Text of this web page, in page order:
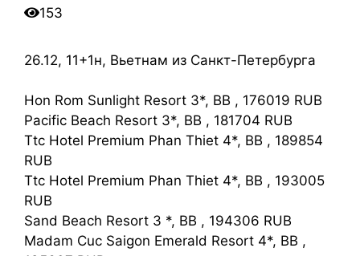
153
26.12, 11+1н, Вьетнам из Санкт-Петербурга
Hon Rom Sunlight Resort 3*, BB , 176019 RUB
Pacific Beach Resort 3*, BB , 181704 RUB
Ttc Hotel Premium Phan Thiet 4*, BB , 189854
RUB
Ttc Hotel Premium Phan Thiet 4*, BB , 193005
RUB
Sand Beach Resort 3 *, BB , 194306 RUB
Madam Cuc Saigon Emerald Resort 4*, BB ,